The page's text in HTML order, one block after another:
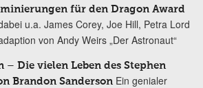
für den Dragon Award
u.a. James Corey, Joe Hill, Petra Lord
von Andy Weirs „Der Astronaut“
– Die vielen Leben des Stephen
Brandon Sanderson Ein genialer